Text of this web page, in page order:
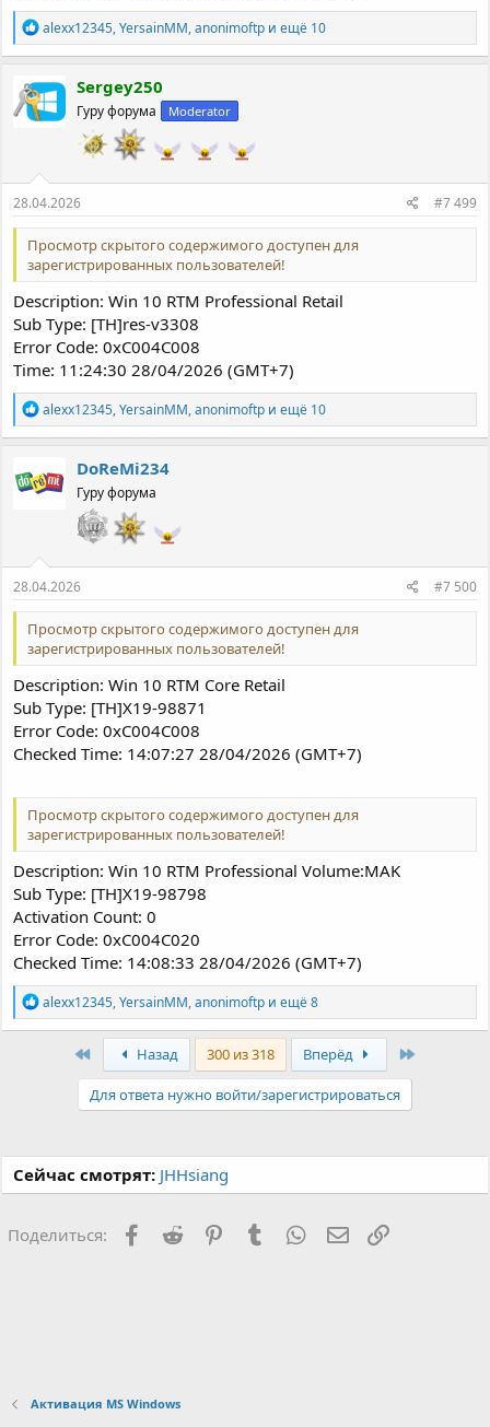
Р
е
а
к
ц
и
alexx12345,YersainMM,anonimoftp и ещё 10
Sergey250
Гуру форума Moderator
28.04.2026 #7 499
Просмотр скрытого содержимого доступен для
зарегистрированных пользователей!
Description: Win 10 RTM Professional Retail
Sub Type: [TH]res-v3308
Error Code: 0xC004C008
Time: 11:24:30 28/04/2026 (GMT+7)
Р
е
а
ц
и
alexx12345,YersainMM,anonimoftp и ещё 10
DoReMi234
Гуру форума
28.04.2026 #7 500
Просмотр скрытого содержимого доступен для
зарегистрированных пользователей!
Description: Win 10 RTM Core Retail
Sub Type: [TH]X19-98871
Error Code: 0xC004C008
Checked Time: 14:07:27 28/04/2026 (GMT+7)
Просмотр скрытого содержимого доступен для
зарегистрированных пользователей!
Description: Win 10 RTM Professional Volume:MAK
Sub Type: [TH]X19-98798
Activation Count: 0
Error Code: 0xC004C020
Checked Time: 14:08:33 28/04/2026 (GMT+7)
Р
е
а
alexx12345,YersainMM,anonimoftp и ещё 8
ПервыйНазад 300 из 318 Вперёд
Для ответа нужно войти/зарегистрироваться
Сейчас смотрят: JHHsiang
Поделиться: Facebook
Reddit PinterestTumblr WhatsAppЭлектронная
Активация MS Windows